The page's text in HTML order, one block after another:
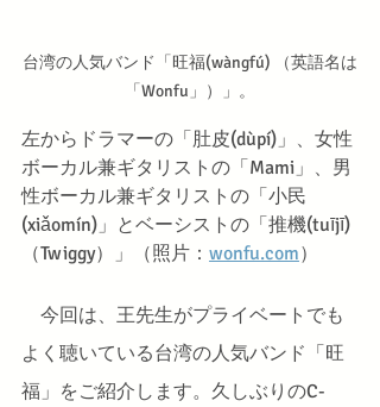
台湾の人気バンド「旺福(wàngfú) （英語名は
「Wonfu」）」。
左からドラマーの「肚皮(dùpí)」、女性
ボーカル兼ギタリストの「Mami」、男
性ボーカル兼ギタリストの「小民
(xiǎomín)」とベーシストの「推機(tuījī)
（Twiggy）」（照片： wonfu.com）
今回は、王先生がプライベートでも
よく聴いている台湾の人気バンド「旺
福」をご紹介します。久しぶりのC-